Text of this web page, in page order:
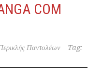
COM
Παντολέων
Tag: